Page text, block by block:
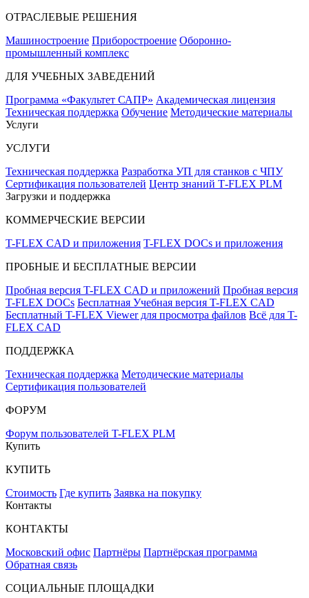
ОТРАСЛЕВЫЕ РЕШЕНИЯ
Машиностроение Приборостроение Оборонно-
промышленный комплекс
ДЛЯ УЧЕБНЫХ ЗАВЕДЕНИЙ
Программа «Факультет САПР» Академическая лицензия
Техническая поддержка Обучение Методические материалы
Услуги
УСЛУГИ
Техническая поддержка Разработка УП для станков с ЧПУ
Сертификация пользователей Центр знаний T‑FLEX PLM
Загрузки и поддержка
КОММЕРЧЕСКИЕ ВЕРСИИ
T-FLEX CAD и приложения T-FLEX DOCs и приложения
ПРОБНЫЕ И БЕСПЛАТНЫЕ ВЕРСИИ
Пробная версия T-FLEX CAD и приложений Пробная версия
T-FLEX DOCs Бесплатная Учебная версия T-FLEX CAD
Бесплатный T-FLEX Viewer для просмотра файлов Всё для T-
FLEX CAD
ПОДДЕРЖКА
Техническая поддержка Методические материалы
Сертификация пользователей
ФОРУМ
Форум пользователей T-FLEX PLM
Купить
КУПИТЬ
Стоимость Где купить Заявка на покупку
Контакты
КОНТАКТЫ
Московский офис Партнёры Партнёрская программа
Обратная связь
СОЦИАЛЬНЫЕ ПЛОЩАДКИ